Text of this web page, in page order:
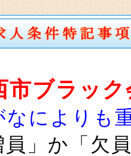
市ブラッ
なによりも
員」か「欠